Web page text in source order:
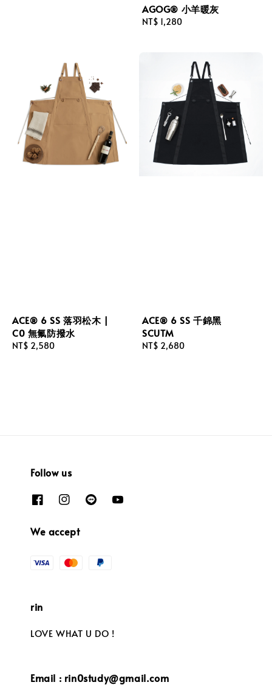
AGOG® 小羊暖灰
Regular
NT$ 1,280
ACE® 6 SS 落羽松木 |
C0 無氟防撥水
Regular
NT$ 2,580
ACE® 6 SS 千錦黑
SCUTM
Regular
NT$ 2,680
Follow us
We accept
rin
LOVE WHAT U DO !
Email : rin0study@gmail.com